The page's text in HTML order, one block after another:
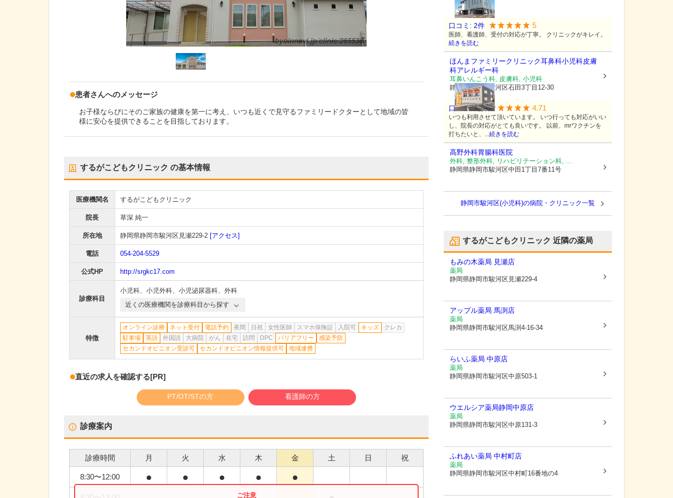
患者さんへのメッセージ
お子様ならびにそのご家族の健康を第一に考え、いつも近くで見守るファミリードクターとして地域の皆
様に安心を提供できることを目指しております。
するがこどもクリニック の基本情報
医療機関名 するがこどもクリニック
院長 草深 純一
所在地 静岡県静岡市駿河区見瀬229-2 [アクセス]
電話 054-204-5529
公式HP http://srgkc17.com
診療科目
小児科 小児外科 小児泌尿器科
外科
近くの医療機関を診療科目から探す
特徴
オンライン診療 ネット受付 電話予約 夜間 日祝 女性医師 スマホ保険証 入院可 キッズ
クレカ
駐車場
英語 外国語 大病院 がん 在宅 訪問 DPC バリアフリー
感染予防
セカンドオピニオン受診可
セカンドオピニオン情報提供可 地域連携
直近の求人を確認する[PR]
PT/OT/STの方 看護師の方
診療案内
診療時間 月 火 水 木 金 土 日 祝
8:30〜12:00 ● ● ● ● ●
口コミ: 2件 5
医師、看護師、受付の対応が丁寧。 クリニックがキレイ。
続きを読む
ほんまファミリークリニック耳鼻科小児科皮膚
科アレルギー科
耳鼻いんこう科, 皮膚科, 小児科
静岡県静岡市駿河区石田3丁目12-30
口コミ:7件 4.71
いつも利用させて頂いています。 いつ行っても対応がいい
し、院長の対応がとても良いです。 以前、mrワクチンを
打ちたいと、...続きを読む
高野外科胃腸科医院
外科, 整形外科, リハビリテーション科, ...
静岡県静岡市駿河区中田1丁目7番11号
静岡市駿河区(小児科)の病院・クリニック一覧
するがこどもクリニック 近隣の薬局
もみの木薬局 見瀬店
薬局
静岡県静岡市駿河区見瀬229-4
アップル薬局 馬渕店
薬局
静岡県静岡市駿河区馬渕4-16-34
らいふ薬局 中原店
薬局
静岡県静岡市駿河区中原503-1
ウエルシア薬局静岡中原店
薬局
静岡県静岡市駿河区中原131-3
ふれあい薬局 中村町店
薬局
静岡県静岡市駿河区中村町16番地の4